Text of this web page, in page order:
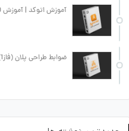
آموزش اتوکد | آموزش AutoCAD
ضوابط طراحی پلان (فاز1)